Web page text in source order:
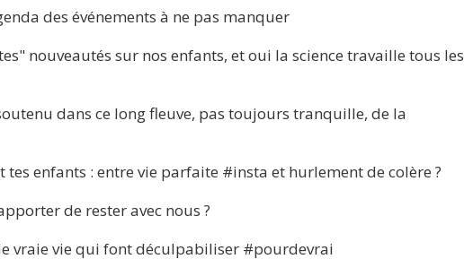
des événements à ne pas manquer
nouveautés sur nos enfants, et oui la science travaille tous les
dans ce long fleuve, pas toujours tranquille, de la
tes enfants : entre vie parfaite #insta et hurlement de colère ?
de rester avec nous ?​
vraie vie qui font déculpabiliser #pourdevrai